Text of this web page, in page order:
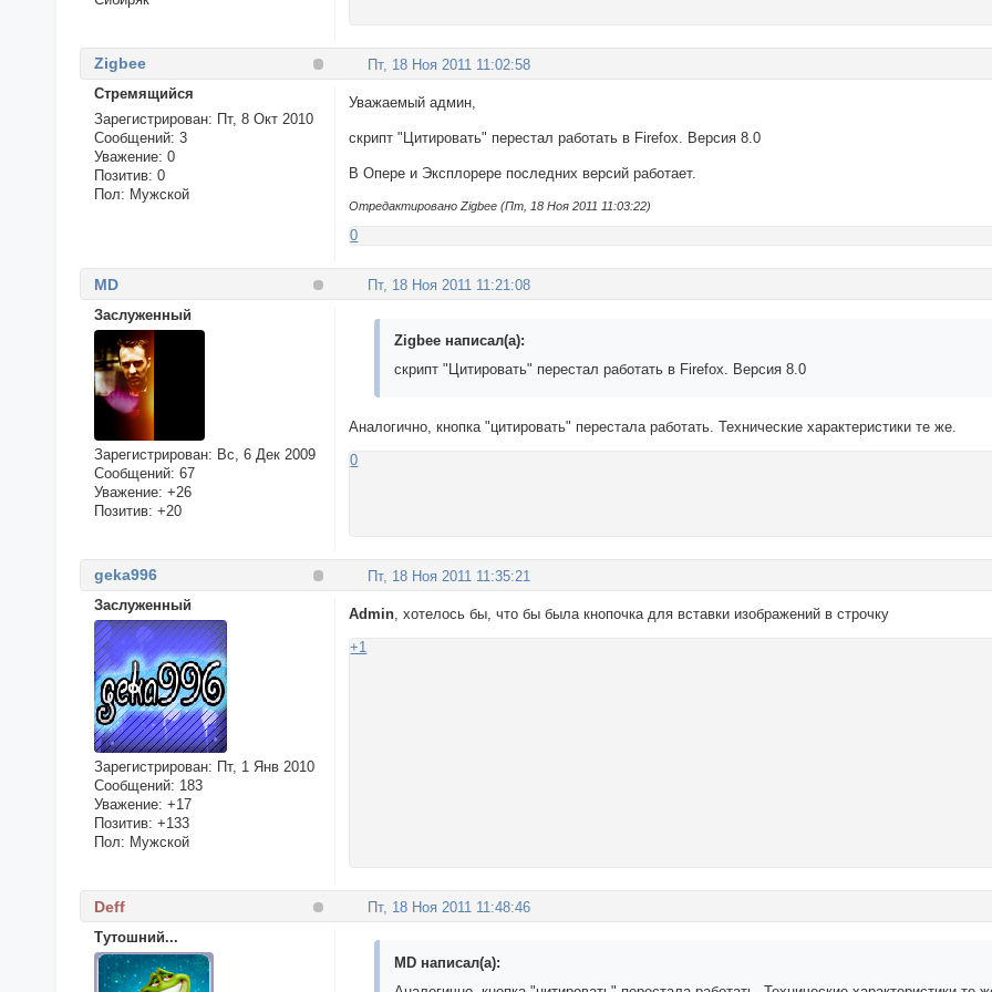
Пт, 18 Ноя 2011 11:02:58
Zigbee
Стремящийся
Зарегистрирован: Пт, 8 Окт 2010
Сообщений: 3
Уважение: 0
Позитив: 0
Пол: Мужской
Уважаемый админ,
скрипт "Цитировать" перестал работать в Firefox. Версия 8.0
В Опере и Эксплорере последних версий работает.
Отредактировано Zigbee (Пт, 18 Ноя 2011 11:03:22)
0
Пт, 18 Ноя 2011 11:21:08
MD
Заслуженный
Зарегистрирован: Вс, 6 Дек 2009
Сообщений: 67
Уважение: +26
Позитив: +20
Zigbee написал(а):
скрипт "Цитировать" перестал работать в Firefox. Версия 8.0
Аналогично, кнопка "цитировать" перестала работать. Технические характеристики те же.
0
Пт, 18 Ноя 2011 11:35:21
geka996
Заслуженный
Зарегистрирован: Пт, 1 Янв 2010
Сообщений: 183
Уважение: +17
Позитив: +133
Пол: Мужской
Admin , хотелось бы, что бы была кнопочка для вставки изображений в строчку
+1
Пт, 18 Ноя 2011 11:48:46
Deff
Тутошний...
MD написал(а):